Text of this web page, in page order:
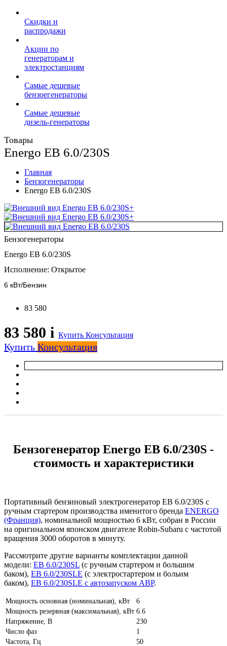
Скидки и
распродажи
Акции по
генераторам и
электростанциям
Самые дешевые
бензоегенераторы
Самые дешевые
дизель-генераторы
Товары
Energo EB 6.0/230S
Главная
Бензогенераторы
Energo EB 6.0/230S
+
+
Бензогенераторы
Energo EB 6.0/230S
Исполнение: Открытое
6 кВт/Бензин
83 580
83 580 i Купить Консультация
Купить Консультация
Бензогенератор Energo EB 6.0/230S -
стоимость и характеристики
Портативный бензиновый электрогенератор EB 6.0/230S с
ручным стартером производства именитого бренда ENERGO
(Франция), номинальной мощностью 6 кВт, собран в России
на оригинальном японском двигателе Robin-Subaru с частотой
вращения 3000 оборотов в минуту.
Рассмотрите другие варианты комплектации данной
модели: EB 6.0/230SL (с ручным стартером и большим
баком), EB 6.0/230SLE (с электростартером и больим
баком), EB 6.0/230SLE с автозапуском АВР.
Мощность основная (номинальная), кВт
6
Мощность резервная (максимальная), кВт 6.6
Напряжение, В
230
Число фаз
1
Частота, Гц
50